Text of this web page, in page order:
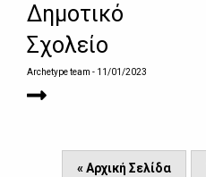
Δημοτικό
Σχολείο
Archetype team - 11/01/2023
« Αρχική Σελίδα